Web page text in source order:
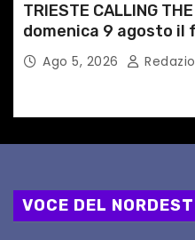
TRIESTE CALLING
domenica 9 agosto
dedicato a
Ago 5, 2026
VOCE DEL NORDEST